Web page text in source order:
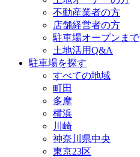
不動産業者の方
店舗経営者の方
駐車場オープンまで
土地活用Q&A
駐車場を探す
すべての地域
町田
多摩
横浜
川崎
神奈川県中央
東京23区